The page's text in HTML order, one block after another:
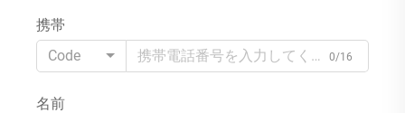
携帯
Code
0/16
名前